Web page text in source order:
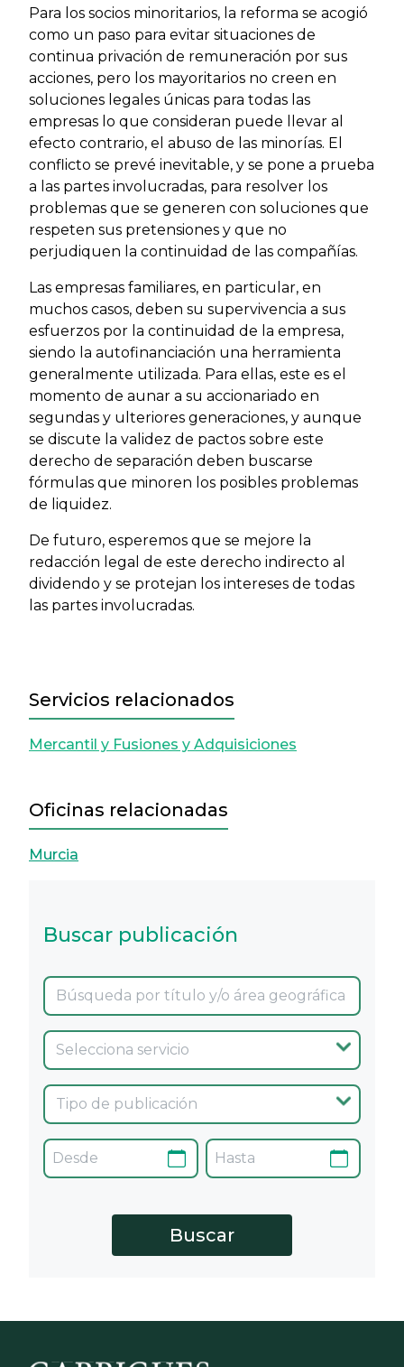
Para los socios minoritarios, la reforma se acogió
como un paso para evitar situaciones de
continua privación de remuneración por sus
acciones, pero los mayoritarios no creen en
soluciones legales únicas para todas las
empresas lo que consideran puede llevar al
efecto contrario, el abuso de las minorías. El
conflicto se prevé inevitable, y se pone a prueba
a las partes involucradas, para resolver los
problemas que se generen con soluciones que
respeten sus pretensiones y que no
perjudiquen la continuidad de las compañías.
Las empresas familiares, en particular, en
muchos casos, deben su supervivencia a sus
esfuerzos por la continuidad de la empresa,
siendo la autofinanciación una herramienta
generalmente utilizada. Para ellas, este es el
momento de aunar a su accionariado en
segundas y ulteriores generaciones, y aunque
se discute la validez de pactos sobre este
derecho de separación deben buscarse
fórmulas que minoren los posibles problemas
de liquidez.
De futuro, esperemos que se mejore la
redacción legal de este derecho indirecto al
dividendo y se protejan los intereses de todas
las partes involucradas.
Servicios relacionados
Mercantil y Fusiones y Adquisiciones
Oficinas relacionadas
Murcia
Buscar publicación